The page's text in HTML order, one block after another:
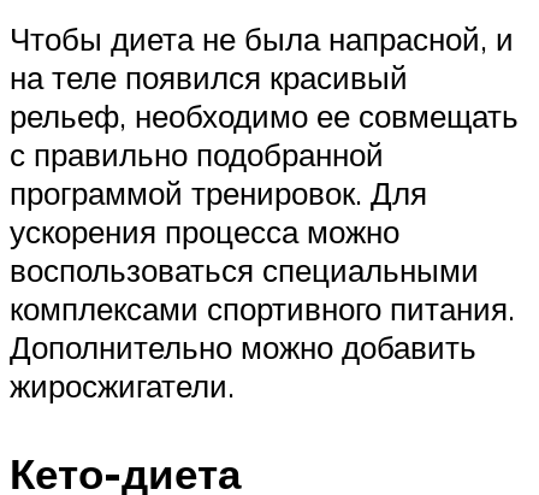
Чтобы диета не была напрасной, и
на теле появился красивый
рельеф, необходимо ее совмещать
с правильно подобранной
программой тренировок. Для
ускорения процесса можно
воспользоваться специальными
комплексами спортивного питания.
Дополнительно можно добавить
жиросжигатели.
Кето-диета